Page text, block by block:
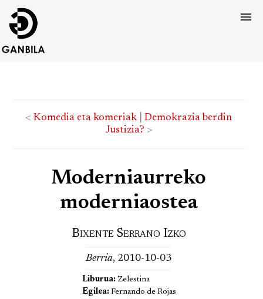
< Komedia eta komeriak
Demokrazia berdin
Justizia? >
Moderniaurreko
moderniaostea
Bixente Serrano Izko
Berria, 2010-10-03
Liburua: Zelestina
Egilea: Fernando de Rojas